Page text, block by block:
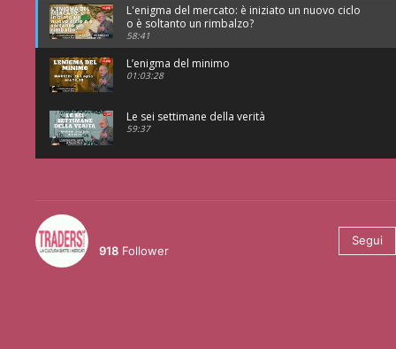
L'enigma del mercato: è iniziato un nuovo ciclo
o è soltanto un rimbalzo?
58:41
L’enigma del minimo
01:03:28
Le sei settimane della verità
59:37
918 Follower
Segui